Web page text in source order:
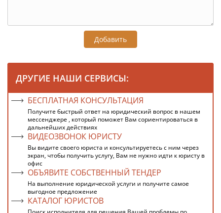
Добавить
ДРУГИЕ НАШИ СЕРВИСЫ:
БЕСПЛАТНАЯ КОНСУЛЬТАЦИЯ
Получите быстрый ответ на юридический вопрос в нашем
мессенджере , который поможет Вам сориентироваться в
дальнейших действиях
ВИДЕОЗВОНОК ЮРИСТУ
Вы видите своего юриста и консультируетесь с ним через
экран, чтобы получить услугу, Вам не нужно идти к юристу в
офис
ОБЪЯВИТЕ СОБСТВЕННЫЙ ТЕНДЕР
На выполнение юридической услуги и получите самое
выгодное предложение
КАТАЛОГ ЮРИСТОВ